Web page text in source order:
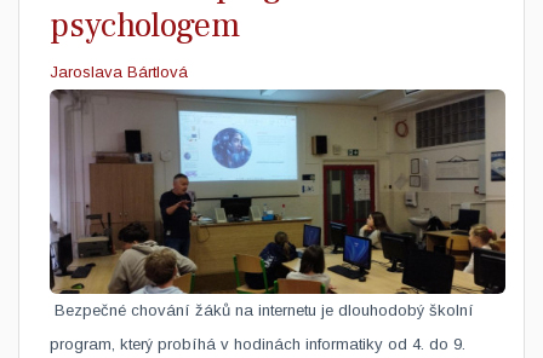
psychologem
Jaroslava Bártlová
​ Bezpečné chování žáků na internetu je dlouhodobý školní
program, který probíhá v hodinách informatiky od 4. do 9.